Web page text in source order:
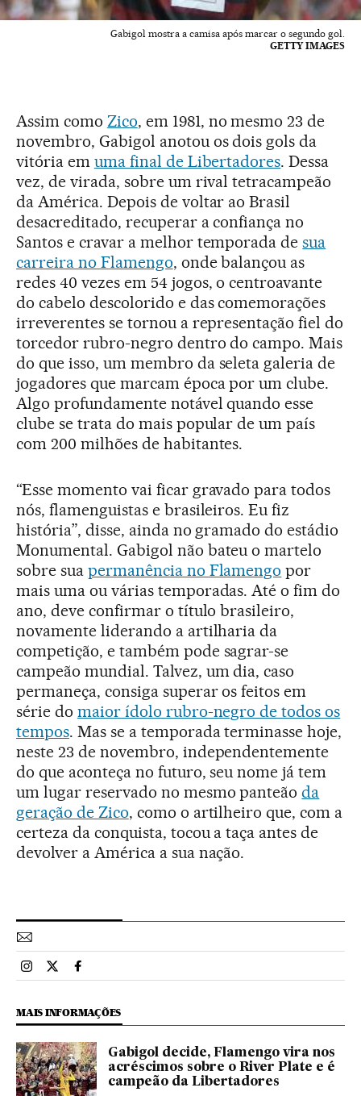
Gabigol mostra a camisa após marcar o segundo gol.
GETTY IMAGES
Assim como Zico, em 1981, no mesmo 23 de
novembro, Gabigol anotou os dois gols da
vitória em uma final de Libertadores. Dessa
vez, de virada, sobre um rival tetracampeão
da América. Depois de voltar ao Brasil
desacreditado, recuperar a confiança no
Santos e cravar a melhor temporada desua
carreira no Flamengo, onde balançou as
redes 40 vezes em 54 jogos, o centroavante
do cabelo descolorido e das comemorações
irreverentes se tornou a representação fiel do
torcedor rubro-negro dentro do campo. Mais
do que isso, um membro da seleta galeria de
jogadores que marcam época por um clube.
Algo profundamente notável quando esse
clube se trata do mais popular de um país
com 200 milhões de habitantes.
“Esse momento vai ficar gravado para todos
nós, flamenguistas e brasileiros. Eu fiz
história”, disse, ainda no gramado do estádio
Monumental. Gabigol não bateu o martelo
sobre sua permanência no Flamengo por
mais uma ou várias temporadas. Até o fim do
ano, deve confirmar o título brasileiro,
novamente liderando a artilharia da
competição, e também pode sagrar-se
campeão mundial. Talvez, um dia, caso
permaneça, consiga superar os feitos em
série do maior ídolo rubro-negro de todos os
tempos. Mas se a temporada terminasse hoje,
neste 23 de novembro, independentemente
do que aconteça no futuro, seu nome já tem
um lugar reservado no mesmo panteãoda
geração de Zico, como o artilheiro que, com a
certeza da conquista, tocou a taça antes de
devolver a América a sua nação.
Esportes El País Brasil en Instagram
Esportes El País Brasil en Twitter
Esportes El País Brasil en Facebook
MAIS INFORMAÇÕES
Gabigol decide, Flamengo vira nos
acréscimos sobre o River Plate e é
campeão da Libertadores